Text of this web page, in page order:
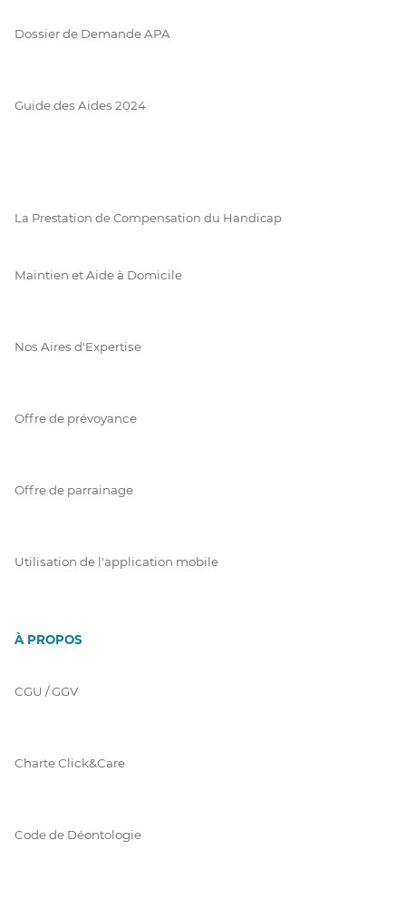
Dossier de Demande APA
Guide des Aides 2024
La Prestation de Compensation du Handicap
Maintien et Aide à Domicile
Nos Aires d'Expertise
Offre de prévoyance
Offre de parrainage
Utilisation de l'application mobile
À PROPOS
CGU / GGV
Charte Click&Care
Code de Déontologie